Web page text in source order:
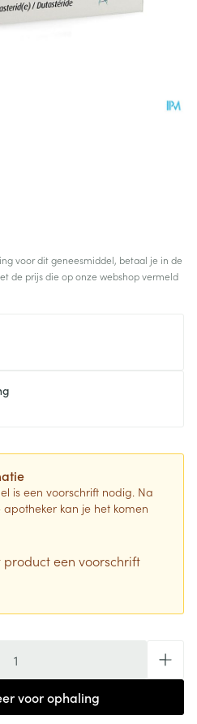
voor dit geneesmiddel, betaal je in de
de prijs die op onze webshop vermeld
is een voorschrift nodig. Na
kan je het komen
een voorschrift
voor ophaling